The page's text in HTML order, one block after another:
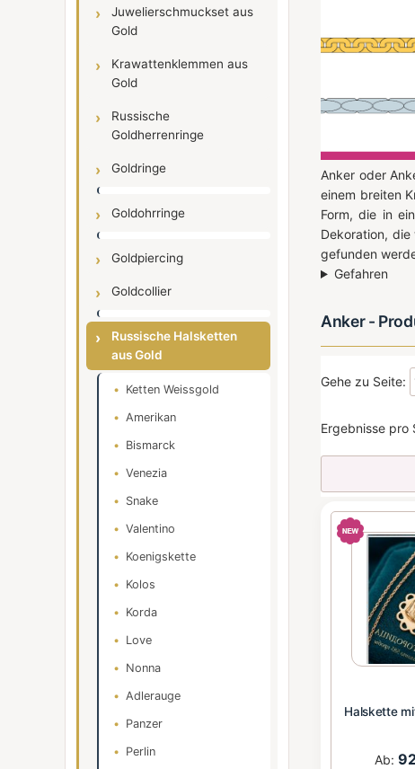
Juwelierschmuckset aus
Gold
Krawattenklemmen aus
Gold
Russische
Goldherrenringe
Goldringe
Goldohrringe
Goldpiercing
Goldcollier
Russische Halsketten
aus Gold
Ketten Weissgold
Amerikan
Bismarck
Venezia
Snake
Valentino
Koenigskette
Kolos
Korda
Love
Nonna
Adlerauge
Panzer
Perlin
Anker oder
einem breiten
Form, die in
Dekoration,
gefunden
Gefahren
Anker -
Gehe zu Seite:
Ergebnisse pro
Halskette
Ab: